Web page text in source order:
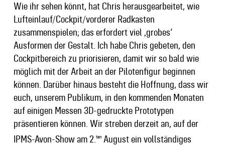
Wie ihr sehen könnt, hat Chris herausgearbeitet, wie
Lufteinlauf/Cockpit/vorderer Radkasten
zusammenspielen; das erfordert viel ‚grobes‘
Ausformen der Gestalt. Ich habe Chris gebeten, den
Cockpitbereich zu priorisieren, damit wir so bald wie
möglich mit der Arbeit an der Pilotenfigur beginnen
können. Darüber hinaus besteht die Hoffnung, dass wir
euch, unserem Publikum, in den kommenden Monaten
auf einigen Messen 3D-gedruckte Prototypen
präsentieren können. Wir streben derzeit an, auf der
IPMS-Avon-Show am 2.tenAugust ein vollständiges